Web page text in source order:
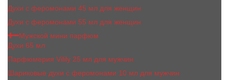
Духи с феромонами 45 мл для женщин
Духи с феромонами 55 мл для женщин
Мужской мини парфюм
Духи 65 мл
Парфюмерия Vilily 25 мл для мужчин
Шариковые духи с феромонами 10 мл для мужчин